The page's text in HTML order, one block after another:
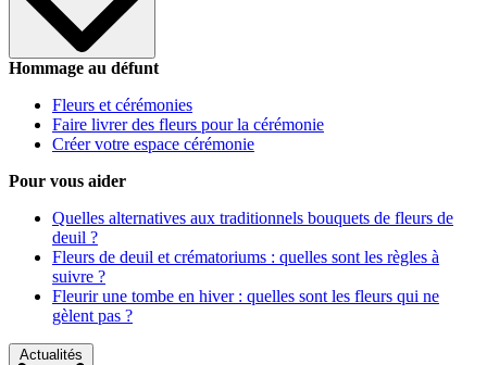
Hommage au défunt
Fleurs et cérémonies
Faire livrer des fleurs pour la cérémonie
Créer votre espace cérémonie
Pour vous aider
Quelles alternatives aux traditionnels bouquets de fleurs de
deuil ?
Fleurs de deuil et crématoriums : quelles sont les règles à
suivre ?
Fleurir une tombe en hiver : quelles sont les fleurs qui ne
gèlent pas ?
Actualités